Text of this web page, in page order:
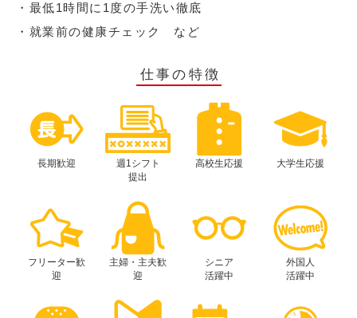
・最低1時間に1度の手洗い徹底
・就業前の健康チェック など
仕事の特徴
長期歓迎
週1シフト
提出
高校生応援 大学生応援
フリーター歓
迎
主婦・主夫歓
迎
シニア
活躍中
外国人
活躍中